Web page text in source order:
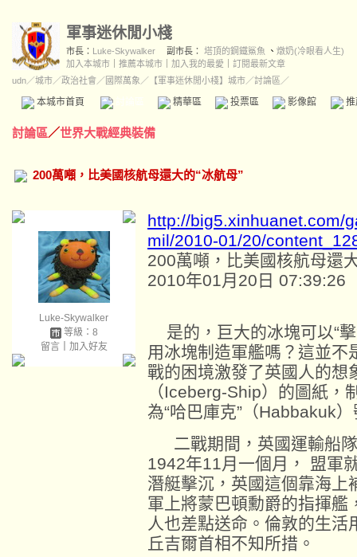
軍事迷休閒小棧
市長： Luke-Skywalker 副市長： 塔頂的鋼鐵鯊魚 、 燉奶(冷眼看人生)
加入本城市
推薦本城市 加入我的最愛
訂閱最新文章
udn／城市／政治社會 ／國際萬象 ／ 【軍事迷休閒小棧】城市／討論區／
本城市首頁 精華區 投票區 影像館
討論區／世界大戰經典裝備
200萬噸，比美國核航母還大的“冰航母”
Luke-Skywalker
等級：8
留言｜ 加入好友
http://big5.xinhuanet.com/
mil/2010-01/20/
200萬噸，比美國核航母還
2010年01月20日
是的，巨大的冰塊可以“
用冰塊制造軍艦嗎？這並不
戰的困境激發了英國人的想
（Iceberg-Ship）的圖紙，
為“哈巴庫克”（Habbakuk
二戰期間，英國運輸船隊
1942年11月一個月， 盟軍
潛艇擊沉，英國這個靠海上
軍上將蒙巴頓勳爵的指揮艦
人也差點送命。倫敦的生
丘吉爾首相不知所措。